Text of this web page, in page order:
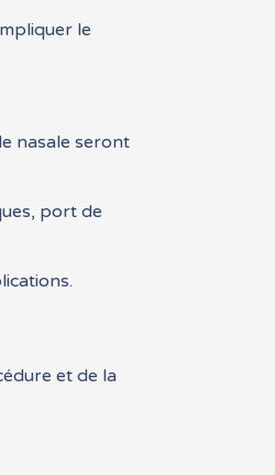
le
nasale seront
port de
et de la